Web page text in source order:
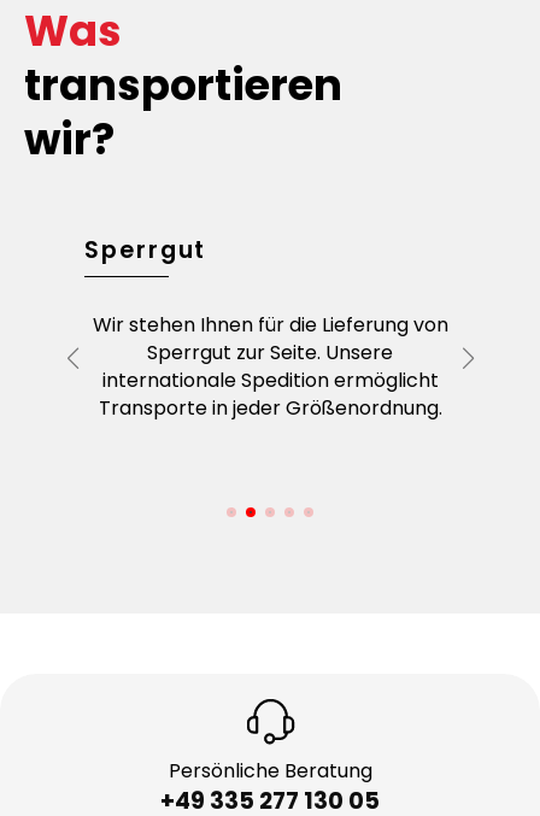
Was
transportieren
wir?
Sperrgut
Wir stehen Ihnen für die Lieferung von
Sperrgut zur Seite. Unsere
internationale Spedition ermöglicht
Transporte in jeder Größenordnung.
Persönliche Beratung
+49 335 277 130 05